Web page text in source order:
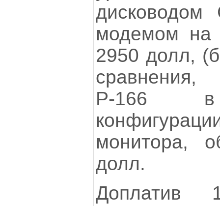
модемом на
2950 долл,
Р-166 в
монитора,
долл.